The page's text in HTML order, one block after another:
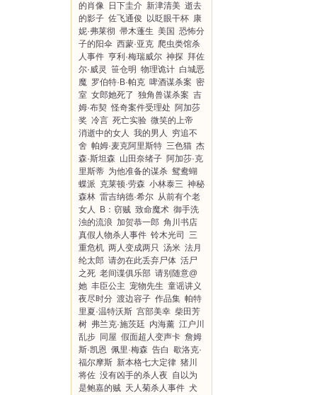
的肖像 日下圭介 新津清美 逝去
的影子 佐飞通俊 以眨眼干杯 康
妮·弗莱彻 帚木蓬生 美国 恐怖分
子的阳伞 西蒙·亚克 爬虫类馆杀
人事件 亨利·梅瑞威尔 神探 拜佐
尔·威灵 笹仓明 物理诡计 白城恶
魔 罗伯特·B·帕克 啤酒谋杀案 密
室 女郎她死了 独角兽谋杀案 吉
姆·布契 怪奇案件受理处 阿加莎
奖 冷言 死亡实验 微笑的上帝
消逝中的女人 我的男人
穷追不
舍 帕姆·麦克阿里斯特 三色猫 杰
森·斯坦森 山田奈绪子 阿加莎·克
里斯蒂 为他准备的谋杀 鸳鸯蝴
蝶派 克莱顿·劳森 小林泰三 神秘
森林 雷吉纳德·希尔 从前有个老
女人
B：窃贼 致命魔术 御手洗
浊的流浪 加贺恭一郎 角川书店
真假人物杀人事件 铃木光司
三
重危机 两人变成两只 汤米 法月
纶太郎 请勿在此丢弃尸体 活尸
之死 老间谍俱乐部 请别随意@
她 丰臣公主 宠物先生 童谣讲义
夜尽时分 渡边容子 作品集 帕特
里夏·温特沃斯 宫部美幸 柴田芳
树 弗兰克·施茨廷 内海薰 江户川
乱步 同屋 假面超人变声卡 詹姆
斯·凯恩 佩里·梅森 告白 歇洛克·
福尔摩斯 新本格七大定律 猪川
将佐 没有凶手的杀人夜 自以为
是鲍嘉的贼 天人菊杀人事件 犬